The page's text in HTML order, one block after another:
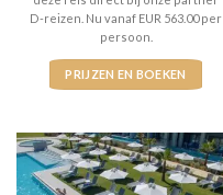
D-reizen. Nu vanaf EUR 563.00 per
persoon.
PRIJZEN EN BOEKEN